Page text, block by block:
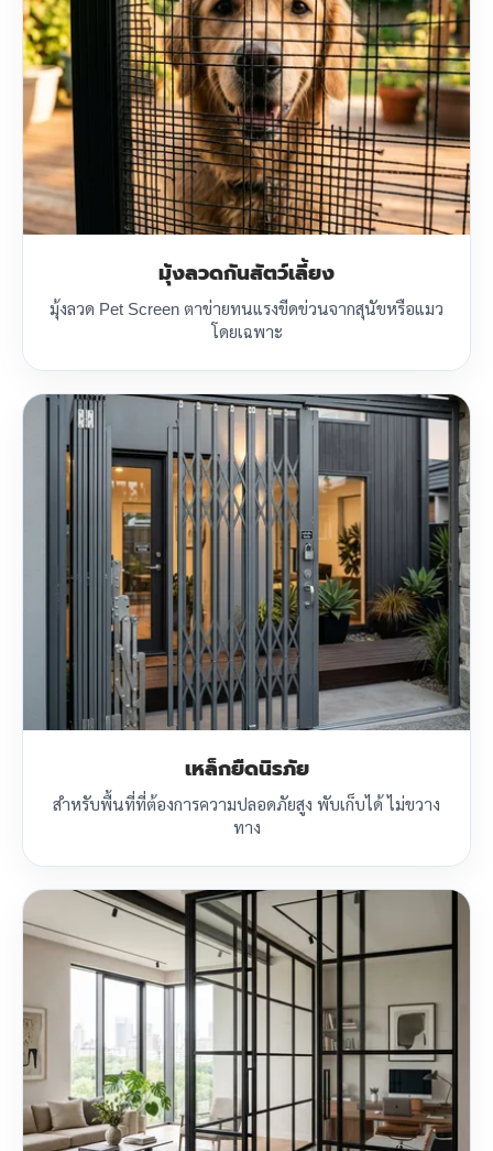
มุ้งลวดกันสัตว์เลี้ยง
มุ้งลวด Pet Screen ตาข่ายทนแรงขีดข่วนจากสุนัขหรือแมว
โดยเฉพาะ
เหล็กยืดนิรภัย
สำหรับพื้นที่ที่ต้องการความปลอดภัยสูง พับเก็บได้ ไม่ขวาง
ทาง